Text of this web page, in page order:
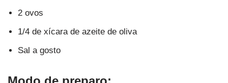
2 ovos
1/4 de xícara de azeite de oliva
Sal a gosto